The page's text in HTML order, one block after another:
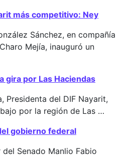
más competitivo: Ney
Sánchez, en compañía
Mejía, inauguró un
gira por Las Haciendas
Presidenta del DIF Nayarit,
por la región de Las …
gobierno federal
Senado Manlio Fabio